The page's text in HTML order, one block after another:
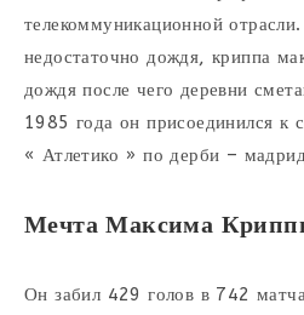
телекоммуникационной
недостаточно дождя, криппа
дождя после чего деревни
1985 года он присоединился к
« Атлетико » по дерби –
Мечта Максима
Он забил 429 голов в 742